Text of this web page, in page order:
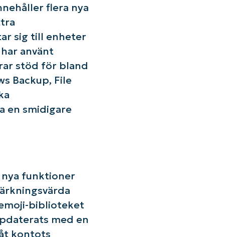
flera nya
sig till enheter
använt
stöd för bland
Backup, File
en smidigare
nya funktioner
biblioteket
med en
kontots